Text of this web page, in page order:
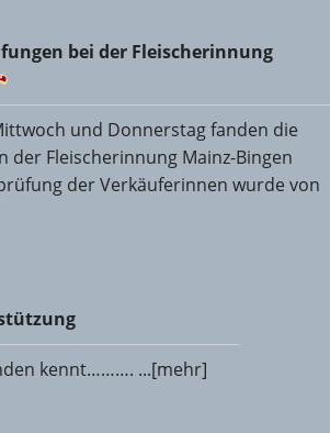
bei der Fleischerinnung Mainz-
bei der Fleischerinnung
und Donnerstag fanden die
der Fleischerinnung Mainz-Bingen
der Verkäuferinnen wurde von
kennt………. ...[mehr]